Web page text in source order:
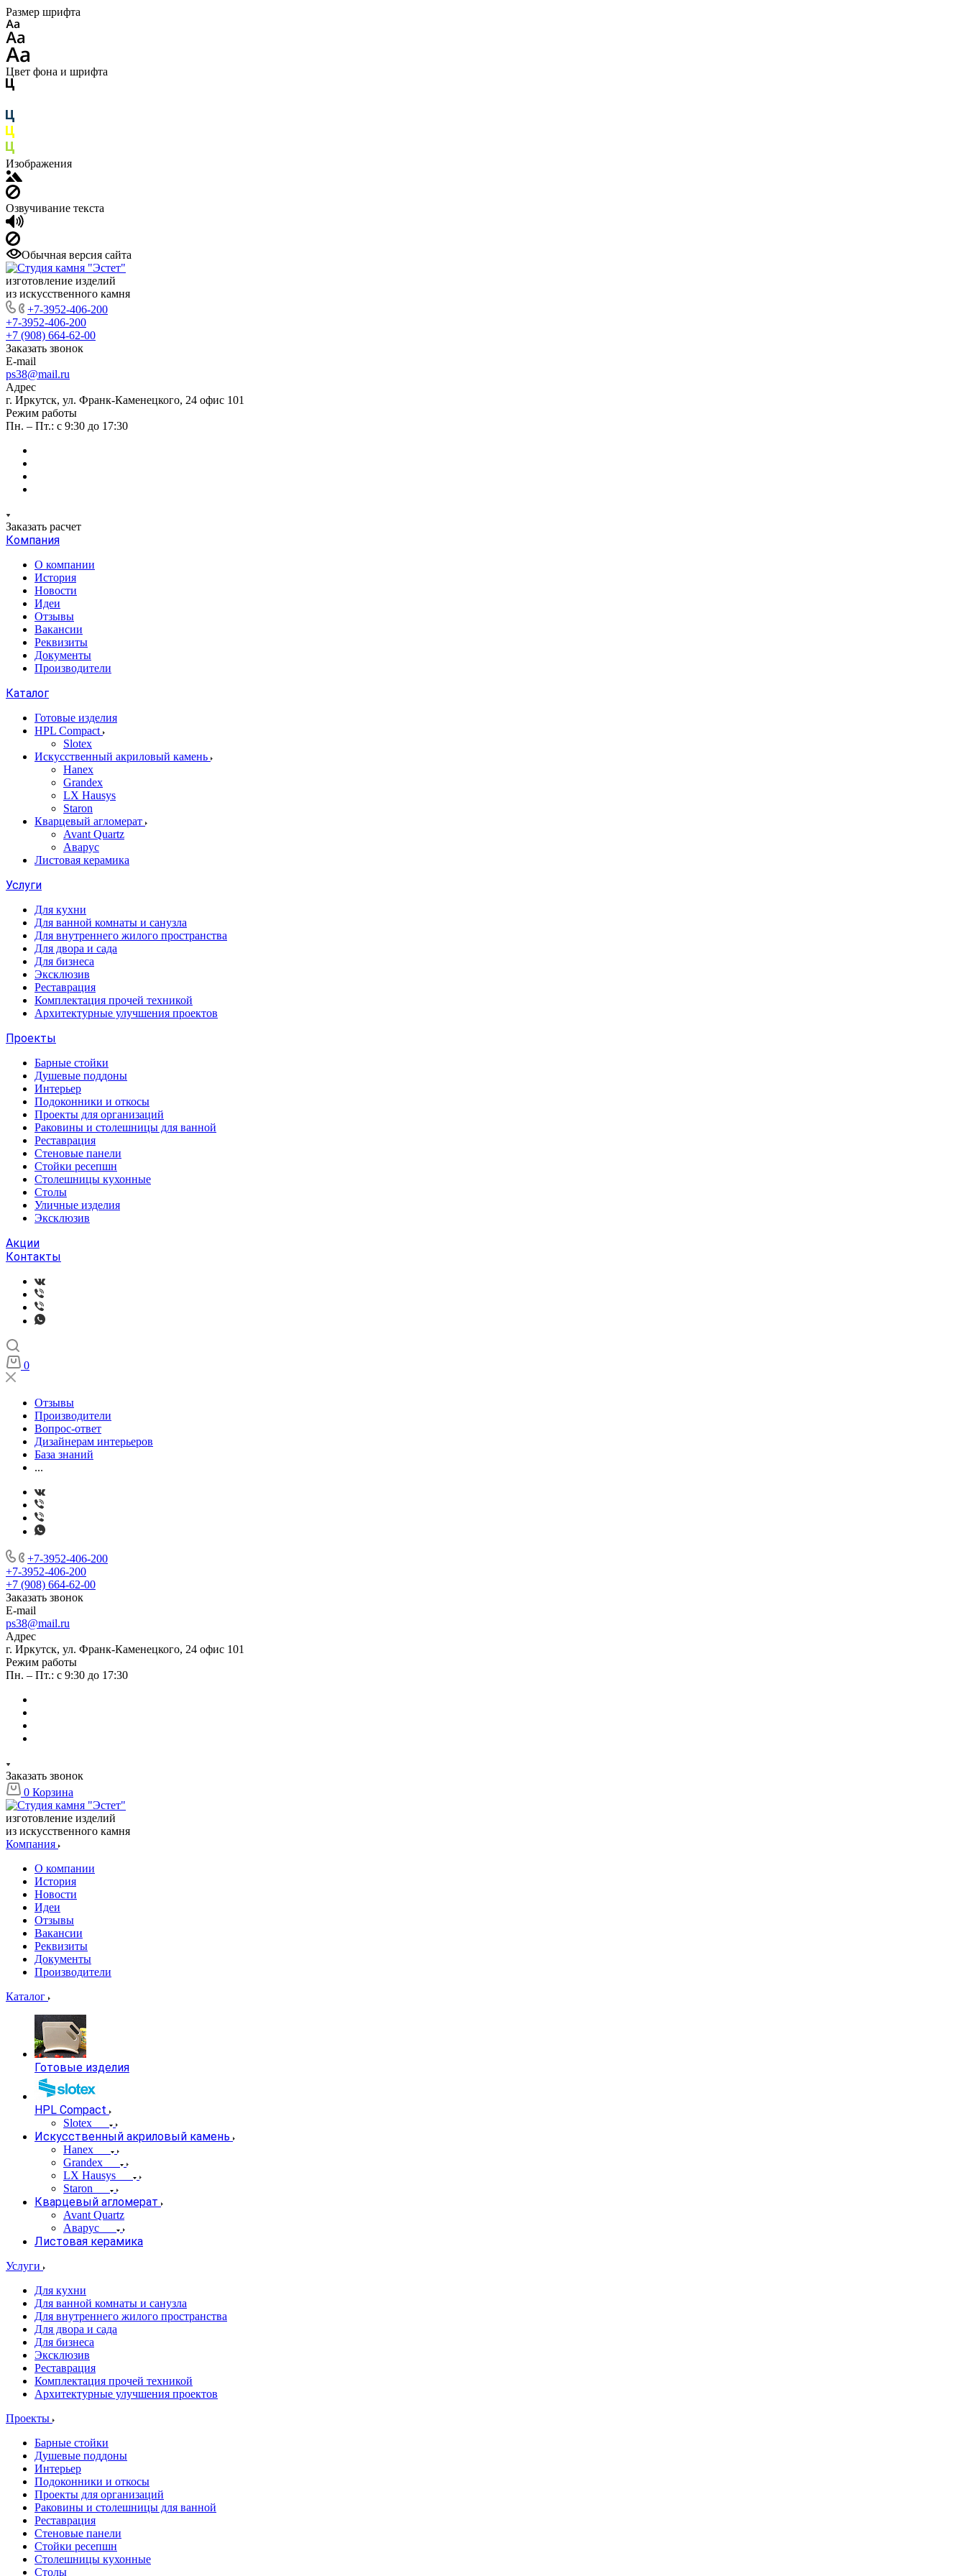
Размер шрифта
Цвет фона и шрифта
Изображения
Озвучивание текста
Обычная версия сайта
изготовление изделий
из искусственного камня
+7-3952-406-200
+7-3952-406-200
+7 (908) 664-62-00
Заказать звонок
E-mail
ps38@mail.ru
Адрес
г. Иркутск, ул. Франк-Каменецкого, 24 офис 101
Режим работы
Пн. – Пт.: с 9:30 до 17:30
Заказать расчет
Компания
О компании
История
Новости
Идеи
Отзывы
Вакансии
Реквизиты
Документы
Производители
Каталог
Готовые изделия
HPL Compact
Slotex
Искусственный акриловый камень
Hanex
Grandex
LX Hausys
Staron
Кварцевый агломерат
Avant Quartz
Аварус
Листовая керамика
Услуги
Для кухни
Для ванной комнаты и санузла
Для внутреннего жилого пространства
Для двора и сада
Для бизнеса
Эксклюзив
Реставрация
Комплектация прочей техникой
Архитектурные улучшения проектов
Проекты
Барные стойки
Душевые поддоны
Интерьер
Подоконники и откосы
Проекты для организаций
Раковины и столешницы для ванной
Реставрация
Стеновые панели
Стойки ресепшн
Столешницы кухонные
Столы
Уличные изделия
Эксклюзив
Акции
Контакты
0
Отзывы
Производители
Вопрос-ответ
Дизайнерам интерьеров
База знаний
...
+7-3952-406-200
+7-3952-406-200
+7 (908) 664-62-00
Заказать звонок
E-mail
ps38@mail.ru
Адрес
г. Иркутск, ул. Франк-Каменецкого, 24 офис 101
Режим работы
Пн. – Пт.: с 9:30 до 17:30
Заказать звонок
0 Корзина
изготовление изделий
из искусственного камня
Компания
О компании
История
Новости
Идеи
Отзывы
Вакансии
Реквизиты
Документы
Производители
Каталог
Готовые изделия
HPL Compact
Slotex
Искусственный акриловый камень
Hanex
Grandex
LX Hausys
Staron
Кварцевый агломерат
Avant Quartz
Аварус
Листовая керамика
Услуги
Для кухни
Для ванной комнаты и санузла
Для внутреннего жилого пространства
Для двора и сада
Для бизнеса
Эксклюзив
Реставрация
Комплектация прочей техникой
Архитектурные улучшения проектов
Проекты
Барные стойки
Душевые поддоны
Интерьер
Подоконники и откосы
Проекты для организаций
Раковины и столешницы для ванной
Реставрация
Стеновые панели
Стойки ресепшн
Столешницы кухонные
Столы